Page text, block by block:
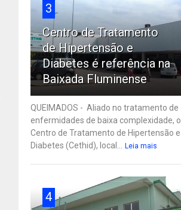
3
Centro de Tratamento
de Hipertensão e
Diabetes é referência na
Baixada Fluminense
QUEIMADOS - Aliado no tratamento de
enfermidades de baixa complexidade, o
Centro de Tratamento de Hipertensão e
Diabetes (Cethid), local...
Leia mais
4